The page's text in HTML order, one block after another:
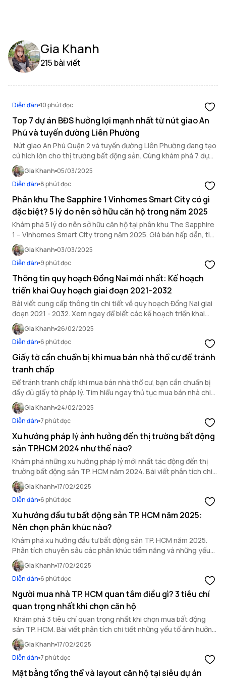
Gia Khanh
215 bài viết
Diễn đàn 10 phút đọc
Top 7 dự án BĐS hưởng lợi mạnh nhất từ nút giao An
Phú và tuyến đường Liên Phường
Nút giao An Phú Quận 2 và tuyến đường Liên Phường đang tạo
cú hích lớn cho thị trường bất động sản. Cùng khám phá 7 dự
án hưởng lợi mạnh nhất từ hạ tầng này!
Gia Khanh 05/03/2025
Diễn đàn 8 phút đọc
Phân khu The Sapphire 1 Vinhomes Smart City có gì
đặc biệt? 5 lý do nên sở hữu căn hộ trong năm 2025
Khám phá 5 lý do nên sở hữu căn hộ tại phân khu The Sapphire
1 – Vinhomes Smart City trong năm 2025. Giá bán hấp dẫn, tiện
ích đẳng cấp, vị trí chiến lược và tiềm năng đầu tư vượt trội.
Gia Khanh 03/03/2025
Diễn đàn 9 phút đọc
Thông tin quy hoạch Đồng Nai mới nhất: Kế hoạch
triển khai Quy hoạch giai đoạn 2021-2032
Bài viết cung cấp thông tin chi tiết về quy hoạch Đồng Nai giai
đoạn 2021 - 2032. Xem ngay để biết các kế hoạch triển khai
các dự án trọng điểm của tỉnh.
Gia Khanh 26/02/2025
Diễn đàn 6 phút đọc
Giấy tờ cần chuẩn bị khi mua bán nhà thổ cư để tránh
tranh chấp
Để tránh tranh chấp khi mua bán nhà thổ cư, bạn cần chuẩn bị
đầy đủ giấy tờ pháp lý. Tìm hiểu ngay thủ tục mua bán nhà chi
tiết để giao dịch an toàn, hợp pháp.
Gia Khanh 24/02/2025
Diễn đàn 7 phút đọc
Xu hướng pháp lý ảnh hưởng đến thị trường bất động
sản TP.HCM 2024 như thế nào?
Khám phá những xu hướng pháp lý mới nhất tác động đến thị
trường bất động sản TP. HCM năm 2024. Bài viết phân tích chi
tiết các quy định pháp luật quan trọng ảnh hưởng đến đầu tư
bất động sản TP.HCM.
Gia Khanh 17/02/2025
Diễn đàn 6 phút đọc
Xu hướng đầu tư bất động sản TP. HCM năm 2025:
Nên chọn phân khúc nào?
Khám phá xu hướng đầu tư bất động sản TP. HCM năm 2025.
Phân tích chuyên sâu các phân khúc tiềm năng và những yếu
tố tác động đến thị trường.
Gia Khanh 17/02/2025
Diễn đàn 6 phút đọc
Người mua nhà TP. HCM quan tâm điều gì? 3 tiêu chí
quan trọng nhất khi chọn căn hộ
Khám phá 3 tiêu chí quan trọng nhất khi chọn mua bất động
sản TP. HCM. Bài viết phân tích chi tiết những yếu tố ảnh hưởng
đến quyết định của người mua nhà.
Gia Khanh 17/02/2025
Diễn đàn 7 phút đọc
Mặt bằng tổng thể và layout căn hộ tại siêu dự án